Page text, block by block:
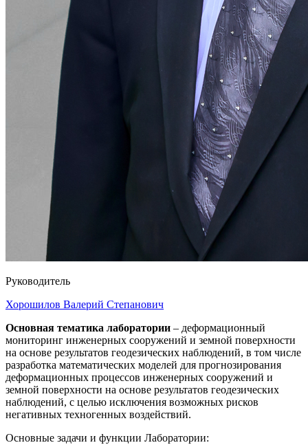
Руководитель
Хорошилов Валерий Степанович
Основная тематика лаборатории – деформационный
мониторинг инженерных сооружений и земной поверхности
на основе результатов геодезических наблюдений, в том числе
разработка математических моделей для прогнозирования
деформационных процессов инженерных сооружений и
земной поверхности на основе результатов геодезических
наблюдений, с целью исключения возможных рисков
негативных техногенных воздействий.
Основные задачи и функции Лаборатории: